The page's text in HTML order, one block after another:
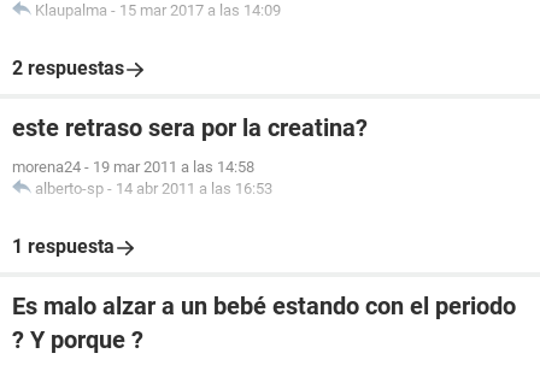
Klaupalma - 15 mar 2017 a las 14:09
2 respuestas
este retraso sera por la creatina?
morena24 - 19 mar 2011 a las 14:58
alberto-sp - 14 abr 2011 a las 16:53
1 respuesta
Es malo alzar a un bebé estando con el periodo
? Y porque ?